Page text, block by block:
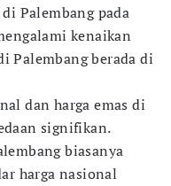
di Palembang pada
kenaikan
Palembang berada di
dan harga emas di
signifikan.
biasanya
harga nasional